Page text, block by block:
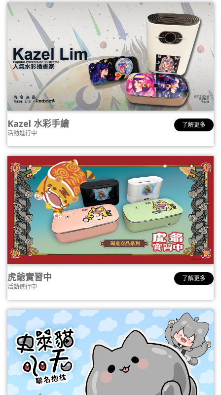
Kazel 水彩手繪
活動進行中
了解更多
虎爺實習中
活動進行中
了解更多